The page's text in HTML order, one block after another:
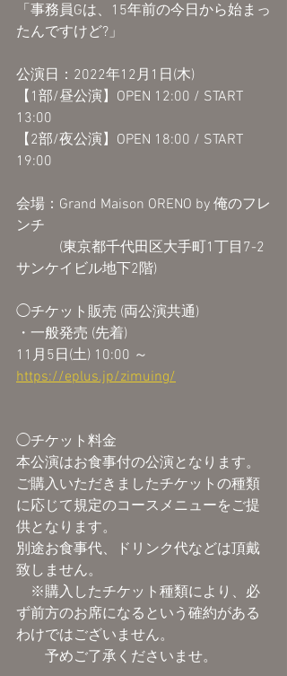
「事務員Gは、15年前の今日から始まっ
たんですけど?」
公演日：2022年12月1日(木)
【1部/昼公演】OPEN 12:00 / START
13:00
【2部/夜公演】OPEN 18:00 / START
19:00
会場：Grand Maison ORENO by 俺のフレ
ンチ
(東京都千代田区大手町1丁目7-2
サンケイビル地下2階)
◯チケット販売 (両公演共通)
・一般発売 (先着)
11月5日(土) 10:00 ～
https://eplus.jp/zimuing/
◯チケット料金
本公演はお食事付の公演となります。
ご購入いただきましたチケットの種類
に応じて規定のコースメニューをご提
供となります。
別途お食事代、ドリンク代などは頂戴
致しません。
※購入したチケット種類により、必
ず前方のお席になるという確約がある
わけではございません。
予めご了承くださいませ。